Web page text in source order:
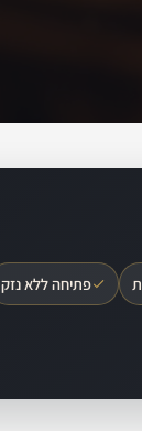
פתיחה ללא נזק